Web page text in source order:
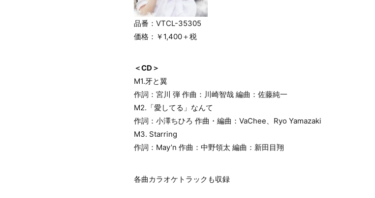
品番：VTCL-35305
価格：￥1,400＋税
＜CD＞
M1.牙と翼
作詞：宮川 弾 作曲：川崎智哉 編曲：佐藤純一
M2.「愛してる」なんて
作詞：小澤ちひろ 作曲・編曲：VaChee、Ryo Yamazaki
M3. Starring
作詞：May’n 作曲：中野領太 編曲：新田目翔
各曲カラオケトラックも収録